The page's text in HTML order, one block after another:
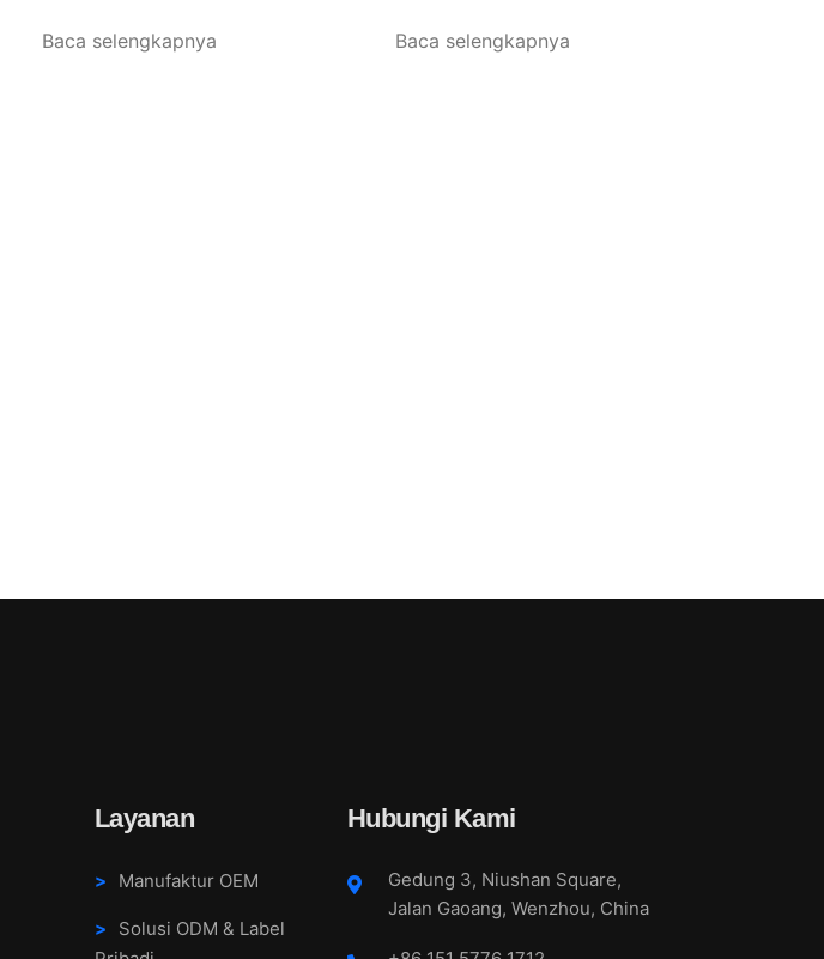
Baca selengkapnya Baca selengkapnya
Layanan
Manufaktur OEM
Solusi ODM & Label
Hubungi Kami
Gedung 3, Niushan Square,
Jalan Gaoang, Wenzhou, China